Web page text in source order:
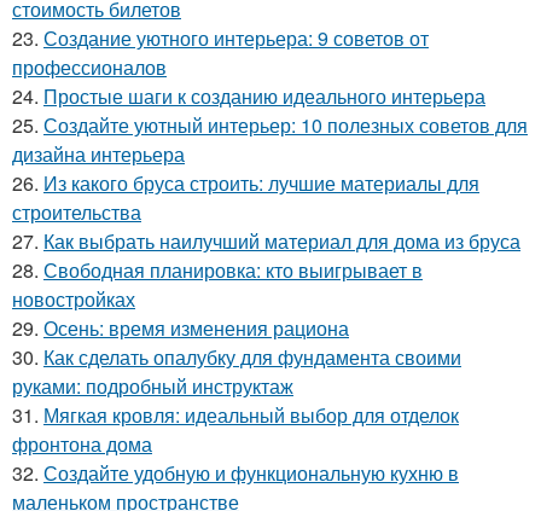
стоимость билетов
23. Создание уютного интерьера: 9 советов от
профессионалов
24. Простые шаги к созданию идеального интерьера
25. Создайте уютный интерьер: 10 полезных советов для
дизайна интерьера
26. Из какого бруса строить: лучшие материалы для
строительства
27. Как выбрать наилучший материал для дома из бруса
28. Свободная планировка: кто выигрывает в
новостройках
29. Осень: время изменения рациона
30. Как сделать опалубку для фундамента своими
руками: подробный инструктаж
31. Мягкая кровля: идеальный выбор для отделок
фронтона дома
32. Создайте удобную и функциональную кухню в
маленьком пространстве